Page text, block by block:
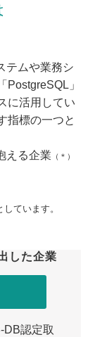
テムや業務シ
PostgreSQL」
に活用してい
指標の一つと
える企業 （＊）
ています。
した企業
DB認定取